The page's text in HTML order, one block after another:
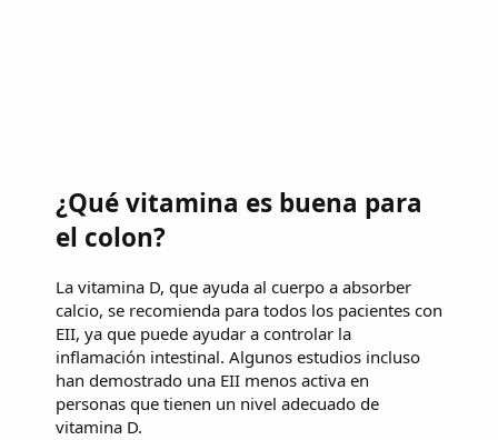
¿Qué vitamina es buena para
el colon?
La vitamina D, que ayuda al cuerpo a absorber
calcio, se recomienda para todos los pacientes con
EII, ya que puede ayudar a controlar la
inflamación intestinal. Algunos estudios incluso
han demostrado una EII menos activa en
personas que tienen un nivel adecuado de
vitamina D.